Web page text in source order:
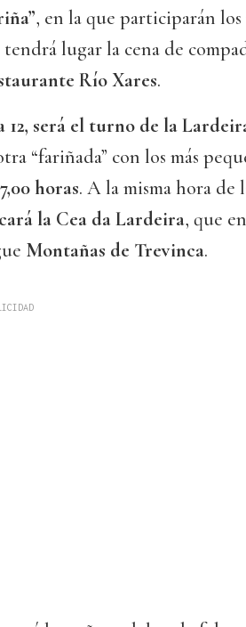
, en la que participarán los
tendrá lugar la cena de
Río Xares.
12, será el turno de la
“fariñada” con los más
horas. A la misma hora de
la Cea da Lardeira, que
Montañas de Trevinca.